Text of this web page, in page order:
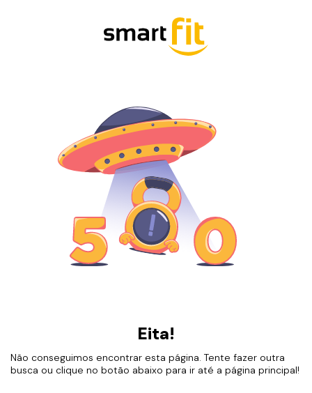
Eita!
Não conseguimos encontrar esta página. Tente fazer outra
busca ou clique no botão abaixo para ir até a página principal!